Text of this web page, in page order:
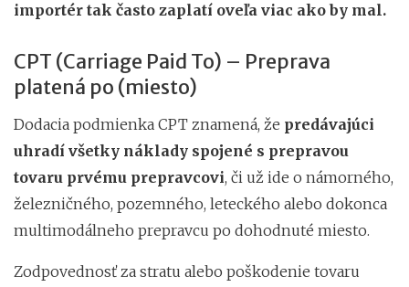
importér tak často zaplatí oveľa viac ako by mal.
CPT (Carriage Paid To) – Preprava
platená po (miesto)
Dodacia podmienka CPT znamená, že predávajúci
uhradí všetky náklady spojené s prepravou
tovaru prvému prepravcovi, či už ide o námorného,
​​železničného, ​​pozemného, ​​leteckého alebo dokonca
multimodálneho prepravcu po dohodnuté miesto.
Zodpovednosť za stratu alebo poškodenie tovaru